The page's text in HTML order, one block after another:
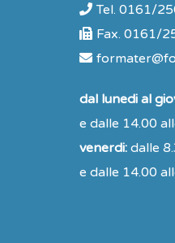
Tel. 0161/
Fax. 0161/
dal lunedi al
e dalle 14.00
venerdi: dalle
e dalle 14.00